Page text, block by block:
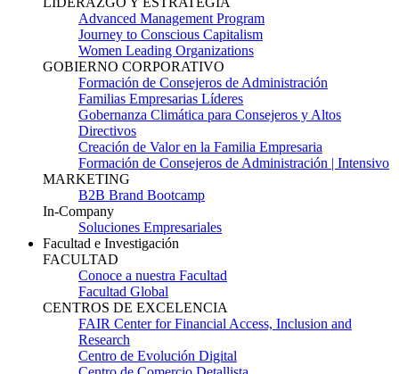
Advanced Management Program
Journey to Conscious Capitalism
Women Leading Organizations
GOBIERNO CORPORATIVO
Formación de Consejeros de Administración
Familias Empresarias Líderes
Gobernanza Climática para Consejeros y Altos
Directivos
Creación de Valor en la Familia Empresaria
Formación de Consejeros de Administración | Intensivo
MARKETING
B2B Brand Bootcamp
In-Company
Soluciones Empresariales
Facultad e Investigación
FACULTAD
Conoce a nuestra Facultad
Facultad Global
CENTROS DE EXCELENCIA
FAIR Center for Financial Access, Inclusion and
Research
Centro de Evolución Digital